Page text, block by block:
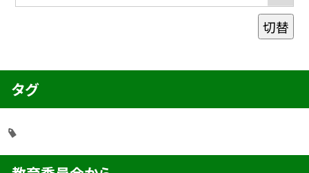
切替
タグ